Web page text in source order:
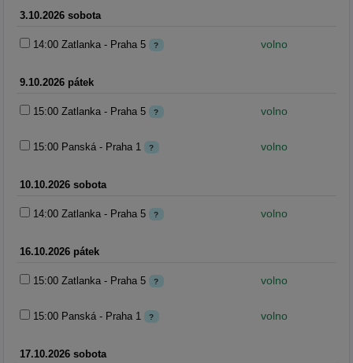
3.10.2026 sobota
14:00 Zatlanka - Praha 5 ? volno
9.10.2026 pátek
15:00 Zatlanka - Praha 5 ? volno
15:00 Panská - Praha 1 ? volno
10.10.2026 sobota
14:00 Zatlanka - Praha 5 ? volno
16.10.2026 pátek
15:00 Zatlanka - Praha 5 ? volno
15:00 Panská - Praha 1 ? volno
17.10.2026 sobota